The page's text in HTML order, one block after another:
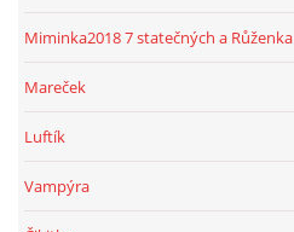
Miminka2018 7 statečných a Růženka
Mareček
Luftík
Vampýra